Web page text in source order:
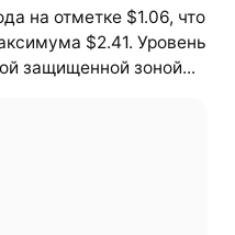
на отметке $1.06, что
$2.41. Уровень
защищенной зоной...